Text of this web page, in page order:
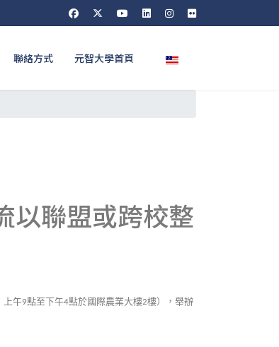
聯絡方式 元智大學首頁 選擇你的語言
以聯盟或跨校整
上午9點至下午4點於國際農業大樓2樓），舉辦